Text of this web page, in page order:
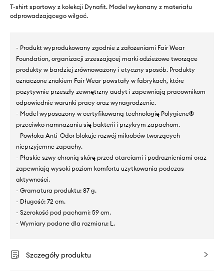
T-shirt sportowy z kolekcji Dynafit. Model wykonany z materiału
odprowadzającego wilgoć.
- Produkt wyprodukowany zgodnie z założeniami Fair Wear
Foundation, organizacji zrzeszającej marki odzieżowe tworzące
produkty w bardziej zrównoważony i etyczny sposób. Produkty
oznaczone znakiem Fair Wear powstały w fabrykach, które
pozytywnie przeszły zewnętrzny audyt i zapewniają pracownikom
odpowiednie warunki pracy oraz wynagrodzenie.
- Model wyposażony w certyfikowaną technologię Polygiene®
przeciwko namnażaniu się bakterii i przykrym zapachom.
- Powłoka Anti-Odor blokuje rozwój mikrobów tworzących
nieprzyjemne zapachy.
- Płaskie szwy chronią skórę przed otarciami i podrażnieniami oraz
zapewniają wysoki poziom komfortu użytkowania podczas
aktywności.
- Gramatura produktu: 87 g.
- Długość: 72 cm.
- Szerokość pod pachami: 59 cm.
- Wymiary podane dla rozmiaru: L.
Szczegóły produktu